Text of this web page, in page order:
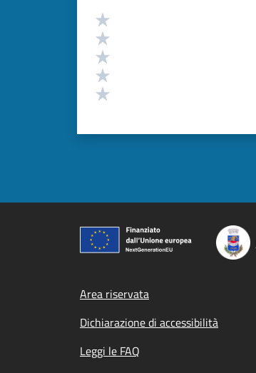
Valutazione
Footer menu
Area riservata
Dichiarazione di accessibilità
Leggi le FAQ